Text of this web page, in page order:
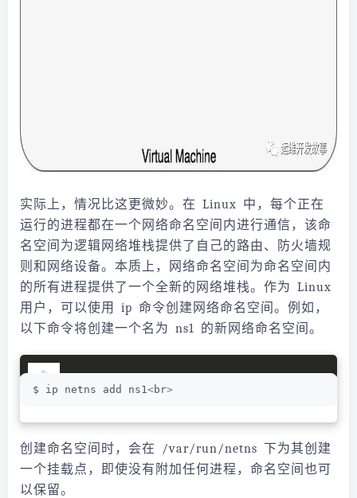
实际上，情况比这更微妙。在 Linux 中，每个正在
运行的进程都在一个网络命名空间内进行通信，该命
名空间为逻辑网络堆栈提供了自己的路由、防火墙规
则和网络设备。本质上，网络命名空间为命名空间内
的所有进程提供了一个全新的网络堆栈。作为 Linux
用户，可以使用 ip 命令创建网络命名空间。例如，
以下命令将创建一个名为 ns1 的新网络命名空间。
$ ip netns add ns1 <br>
创建命名空间时，会在 /var/run/netns 下为其创建
一个挂载点，即使没有附加任何进程，命名空间也可
以保留。